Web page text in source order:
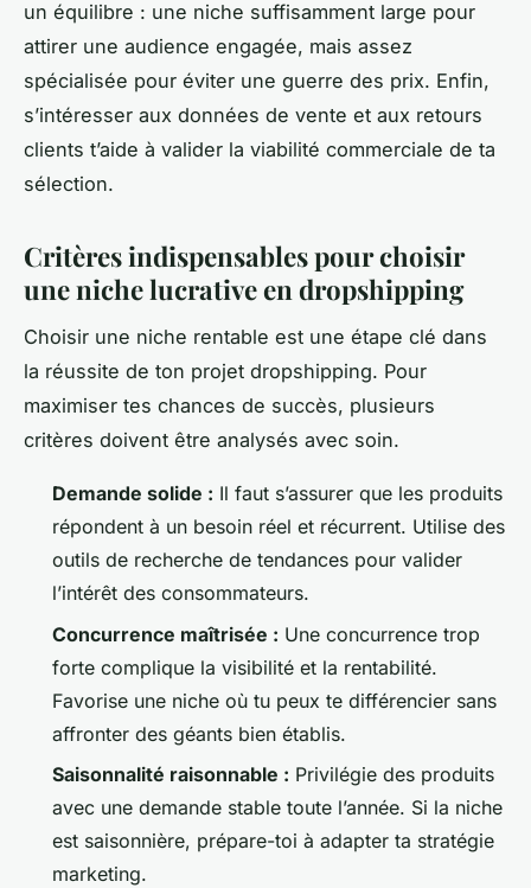
un équilibre : une niche suffisamment large pour
attirer une audience engagée, mais assez
spécialisée pour éviter une guerre des prix. Enfin,
s’intéresser aux données de vente et aux retours
clients t’aide à valider la viabilité commerciale de ta
sélection.
Critères indispensables pour choisir
une niche lucrative en dropshipping
Choisir une niche rentable est une étape clé dans
la réussite de ton projet dropshipping. Pour
maximiser tes chances de succès, plusieurs
critères doivent être analysés avec soin.
Demande solide : Il faut s’assurer que les produits
répondent à un besoin réel et récurrent. Utilise des
outils de recherche de tendances pour valider
l’intérêt des consommateurs.
Concurrence maîtrisée : Une concurrence trop
forte complique la visibilité et la rentabilité.
Favorise une niche où tu peux te différencier sans
affronter des géants bien établis.
Saisonnalité raisonnable : Privilégie des produits
avec une demande stable toute l’année. Si la niche
est saisonnière, prépare-toi à adapter ta stratégie
marketing.